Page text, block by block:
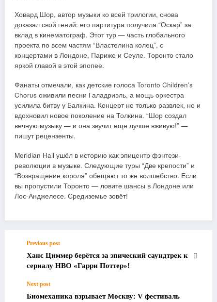
Ховард Шор, автор музыки ко всей трилогии, снова
доказал свой гений: его партитура получила “Оскар” за
вклад в кинематограф. Этот тур — часть глобального
проекта по всем частям “Властелина колец”, с
концертами в Лондоне, Париже и Сеуле. Торонто стало
яркой главой в этой эпопее.
Фанаты отмечали, как детские голоса Toronto Children’s
Chorus оживили песни Галадриэль, а мощь оркестра
усилила битву у Балкина. Концерт не только развлек, но и
вдохновил новое поколение на Толкина. “Шор создал
вечную музыку — и она звучит еще лучше вживую!” —
пишут рецензенты.
Meridian Hall ушёл в историю как эпицентр фэнтези-
революции в музыке. Следующие туры “Две крепости” и
“Возвращение короля” обещают то же волшебство. Если
вы пропустили Торонто — ловите шансы в Лондоне или
Лос-Анджелесе. Средиземье зовёт!
Previous post
Ханс Циммер берётся за эпический саундтрек к
сериалу HBO «Гарри Поттер»!
Next post
Биомеханика взрывает Москву: V фестиваль